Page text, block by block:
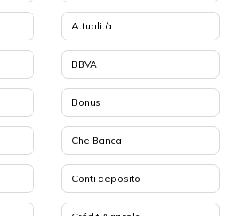
Attualità
BBVA
Bonus
Che Banca!
Conti deposito